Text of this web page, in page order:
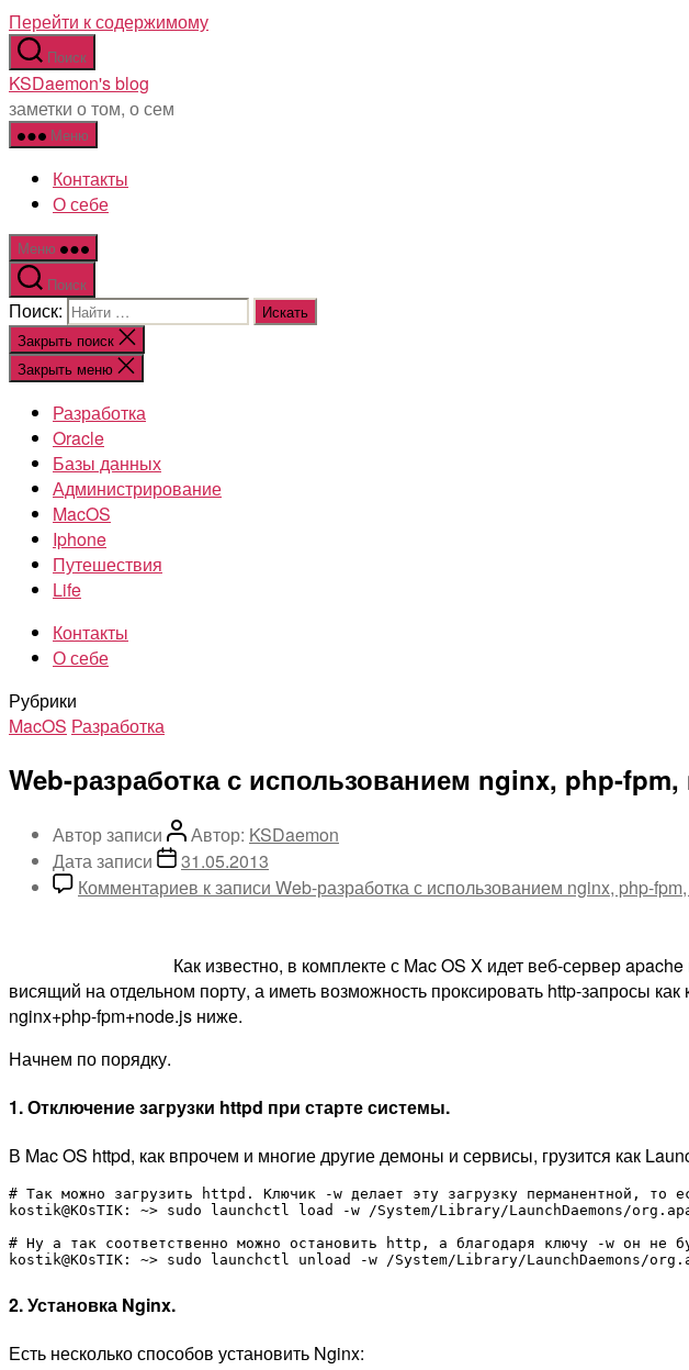
Перейти к содержимому
Поиск
KSDaemon's blog
заметки о том, о сем
Меню
Контакты
О себе
Меню
Поиск
Поиск:
Закрыть поиск
Закрыть меню
Разработка
Oracle
Базы данных
Администрирование
MacOS
Iphone
Путешествия
Life
Контакты
О себе
Рубрики
MacOS Разработка
Web-разработка с использованием nginx, php-
Автор записи Автор: KSDaemon
Дата записи
31.05.2013
Комментариев к записи Web-разработка с использованием nginx, php-
Как известно, в комплекте с Mac OS X идет веб-сервер
висящий на отдельном порту, а иметь возможность проксировать http-запросы
nginx+php-fpm+node.js ниже.
Начнем по порядку.
1. Отключение загрузки httpd при старте системы.
В Mac OS httpd, как впрочем и многие другие демоны и сервисы, грузится как
# Так можно загрузить httpd. Ключик -w делает эту загрузку перманентной, то
kostik@KOsTIK: ~> sudo launchctl load -w /System/Library/LaunchDaemons/
# Ну а так соответственно можно остановить http, а благодаря ключу -w он не
2. Установка Nginx.
Есть несколько способов установить Nginx: